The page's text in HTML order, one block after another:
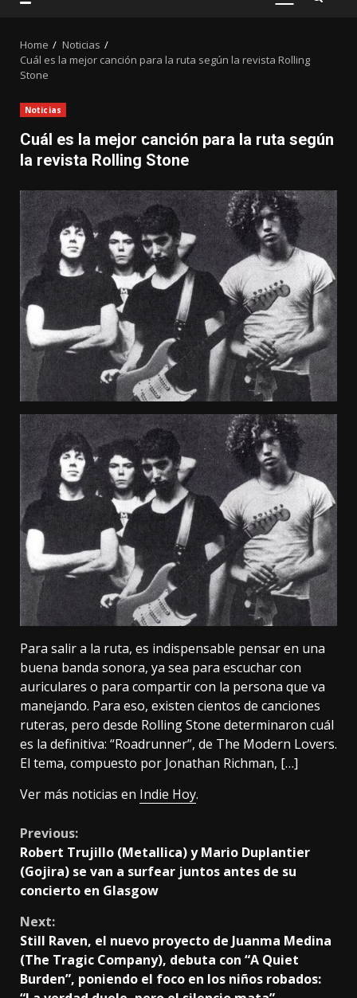
PRIMARY
Home
Noticias
Cuál es la mejor canción para la ruta según la revista Rolling
Stone
Noticias
Cuál es la mejor canción para la ruta según
la revista Rolling Stone
Para salir a la ruta, es indispensable pensar en una
buena banda sonora, ya sea para escuchar con
auriculares o para compartir con la persona que va
manejando. Para eso, existen cientos de canciones
ruteras, pero desde Rolling Stone determinaron cuál
es la definitiva: “Roadrunner”, de The Modern Lovers.
El tema, compuesto por Jonathan Richman, […]
Ver más noticias en Indie Hoy.
Continue
Reading
Previous:
Robert Trujillo (Metallica) y Mario Duplantier
(Gojira) se van a surfear juntos antes de su
concierto en Glasgow
Next:
Still Raven, el nuevo proyecto de Juanma Medina
(The Tragic Company), debuta con “A Quiet
Burden”, poniendo el foco en los niños robados: